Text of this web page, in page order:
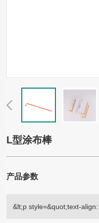
L型涂布棒
产品参数
&lt;p style=&quot;text-